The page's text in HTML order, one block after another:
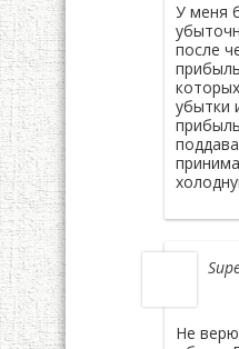
У меня
после
убытки
Не